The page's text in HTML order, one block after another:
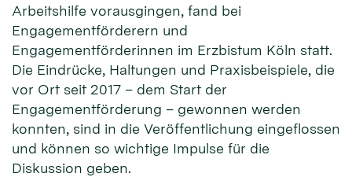
Arbeitshilfe vorausgingen, fand bei
Engagementförderern und
Engagementförderinnen im Erzbistum Köln statt.
Die Eindrücke, Haltungen und Praxisbeispiele, die
vor Ort seit 2017 – dem Start der
Engagementförderung – gewonnen werden
konnten, sind in die Veröffentlichung eingeflossen
und können so wichtige Impulse für die
Diskussion geben.